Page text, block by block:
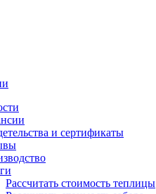
и сертификаты
Рассчитать стоимость теплицы